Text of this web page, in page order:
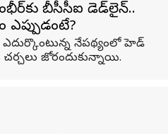
బీసీసీఐ డెడ్‌లైన్‌..
ఎప్పుడంటే?
నేపథ్యంలో హెడ్‌
జోరందుకున్నాయి.